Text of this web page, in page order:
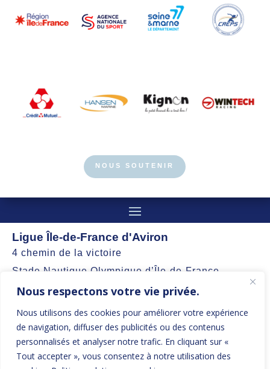
Nous respectons votre vie privée.
Nous utilisons des cookies pour améliorer votre expérience
de navigation, diffuser des publicités ou des contenus
personnalisés et analyser notre trafic. En cliquant sur «
Tout accepter », vous consentez à notre utilisation des
NOUS SOUTENIR
Ligue Île-de-France d'Aviron
4 chemin de la victoire
Stade Nautique Olympique d’Île-de-France
77360 Vaires-sur-Marne
contact@aviron-iledefrance.org
Suivez nos actualités et restez informés